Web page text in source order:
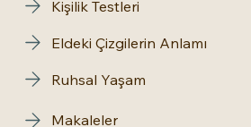
Makaleler
Kişilik Testleri
Eldeki Çizgilerin Anlamı
Ruhsal Yaşam